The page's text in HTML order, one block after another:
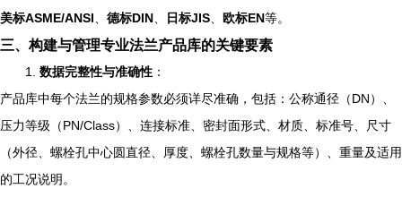
美标ASME/ANSI 德标DIN 日标JIS 欧标EN等。
三、构建与管理专业法兰产品库的关键要素
1. 数据完整性与准确性 ：
产品库中每个法兰的规格参数必须详尽准确，包括：公称通径（DN）、
压力等级（PN/Class）、连接标准、密封面形式、材质、标准号、尺寸
（外径、螺栓孔中心圆直径、厚度、螺栓孔数量与规格等）、重量及适用
的工况说明。